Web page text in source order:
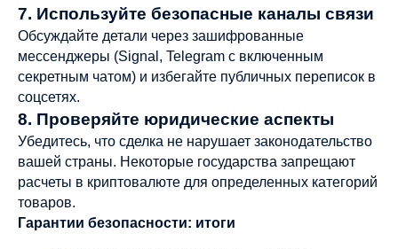
7. Используйте безопасные каналы связи
Обсуждайте детали через зашифрованные
мессенджеры (Signal, Telegram с включенным
секретным чатом) и избегайте публичных переписок в
соцсетях.
8. Проверяйте юридические аспекты
Убедитесь, что сделка не нарушает законодательство
вашей страны. Некоторые государства запрещают
расчеты в криптовалюте для определенных категорий
товаров.
Гарантии безопасности: итоги